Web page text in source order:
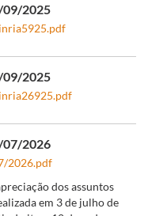
09/2025
09/2025
07/2026
2026.pdf
dos assuntos
em 3 de julho de